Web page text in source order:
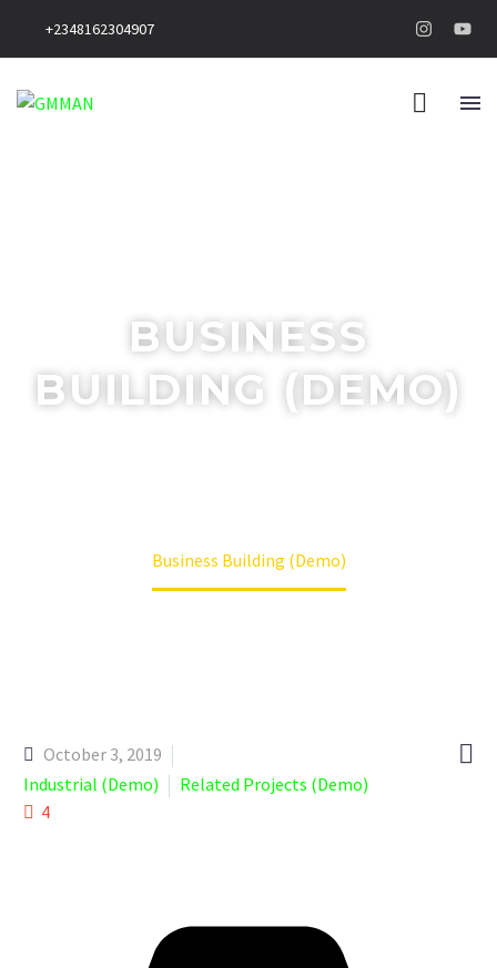
+2348162304907
BUSINESS
BUILDING (DEMO)
Business Building (Demo)

October 3, 2019
Industrial (Demo)
Related Projects (Demo)
4